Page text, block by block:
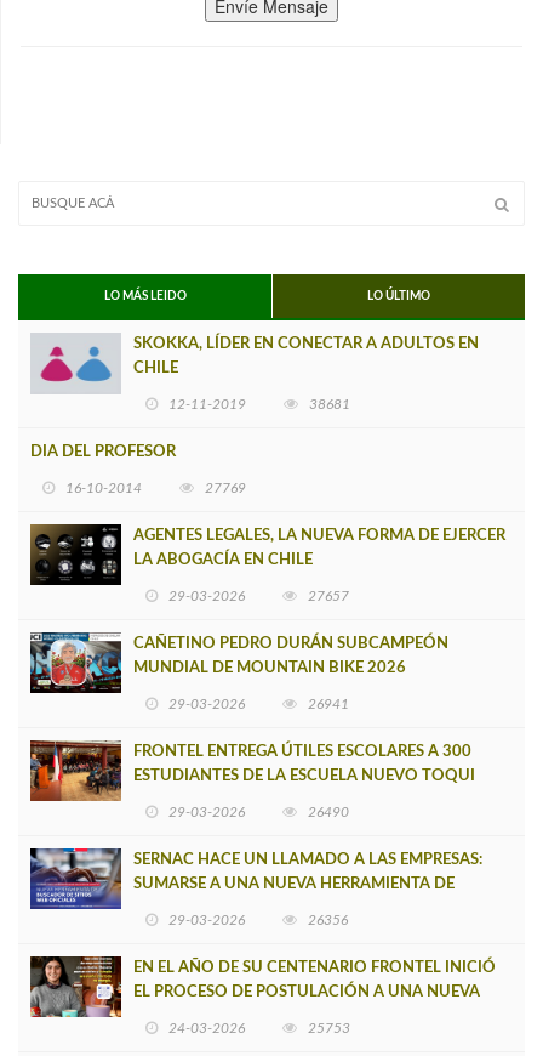
Envíe Mensaje
LO MÁS LEIDO LO ÚLTIMO
SKOKKA, LÍDER EN CONECTAR A ADULTOS EN
CHILE
12-11-2019 38681
DIA DEL PROFESOR
16-10-2014 27769
AGENTES LEGALES, LA NUEVA FORMA DE EJERCER
LA ABOGACÍA EN CHILE
29-03-2026 27657
CAÑETINO PEDRO DURÁN SUBCAMPEÓN
MUNDIAL DE MOUNTAIN BIKE 2026
29-03-2026 26941
FRONTEL ENTREGA ÚTILES ESCOLARES A 300
ESTUDIANTES DE LA ESCUELA NUEVO TOQUI
29-03-2026 26490
SERNAC HACE UN LLAMADO A LAS EMPRESAS:
SUMARSE A UNA NUEVA HERRAMIENTA DE
29-03-2026 26356
EN EL AÑO DE SU CENTENARIO FRONTEL INICIÓ
EL PROCESO DE POSTULACIÓN A UNA NUEVA
24-03-2026 25753